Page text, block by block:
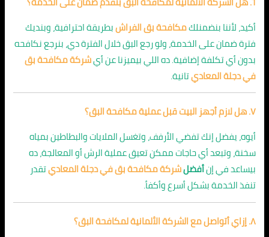
أكيد، لأننا بنضمنلكمكافحة بق الفراشبطريقة احترافية، وبنديك
فترة ضمان على الخدمة، ولو رجع البق خلال الفترة دي، بنرجع نكافحه
بدون أي تكلفة إضافية. ده اللي بيميزنا عن أيشركة مكافحة بق
في دجلة المعاديتانية.
٧. هل لازم أجهز البيت قبل عملية مكافحة البق؟
أيوه، يفضل إنك تفضي الأرفف، وتغسل الملايات والبطاطين بمياه
سخنة، وتبعد أي حاجات ممكن تعيق عملية الرش أو المعالجة، ده
بيساعد في إنأفضلشركة مكافحة بق في دجلة المعاديتقدر
تنفذ الخدمة بشكل أسرع وأكفأ.
٨. إزاي أتواصل مع الشركة الألمانية لمكافحة البق؟